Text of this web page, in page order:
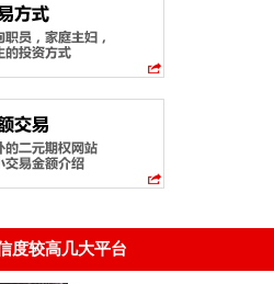
度较高几大平台